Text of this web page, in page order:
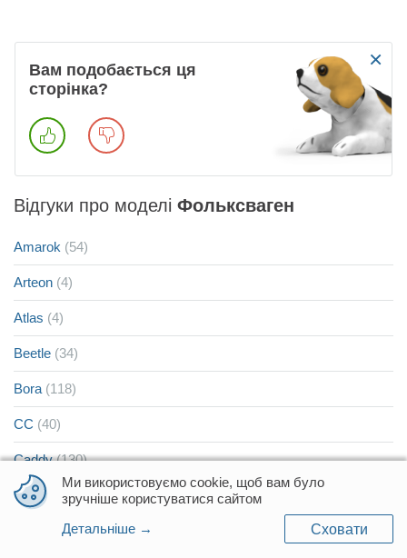
Ми використовуємо cookie, щоб вам було
зручніше користуватися сайтом
Детальніше →
Сховати
×
Вам подобається ця
сторінка?
Відгуки про моделі Фольксваген
Amarok (54)
Arteon (4)
Atlas (4)
Beetle (34)
Bora (118)
CC (40)
Caddy (130)
Caddy груз-пас (2)
Caddy груз. (25)